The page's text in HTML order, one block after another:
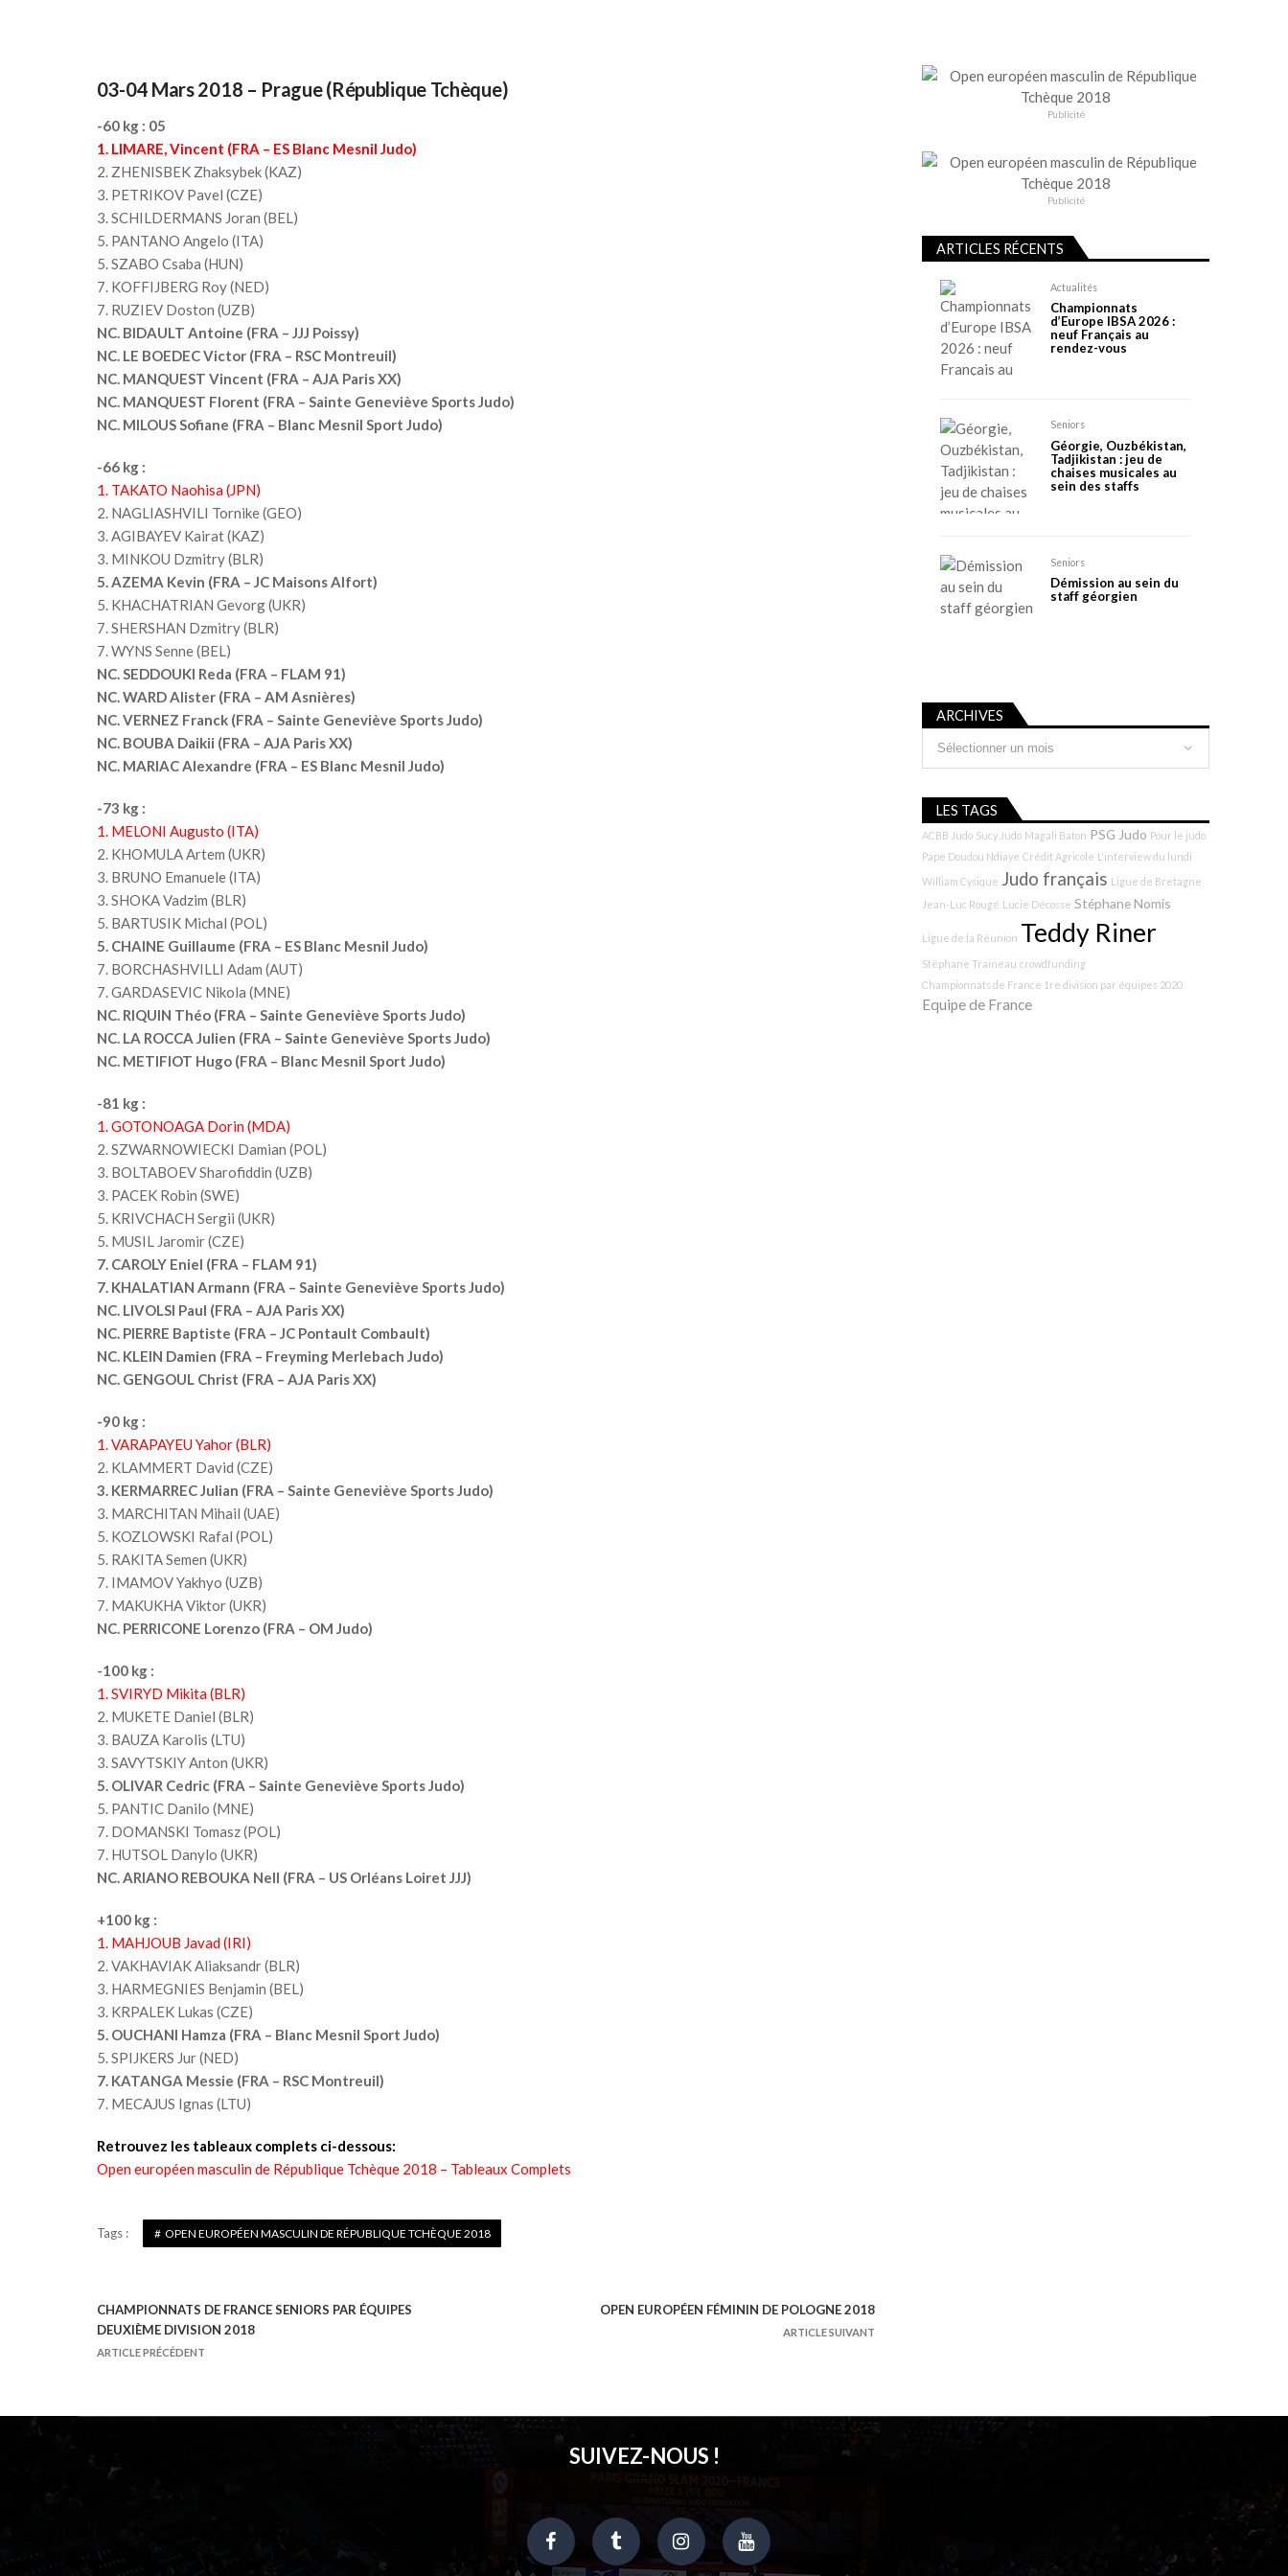
03-04 Mars 2018 – Prague (République Tchèque)
-60 kg : 05
1. LIMARE, Vincent (FRA – ES Blanc Mesnil Judo)
2. ZHENISBEK Zhaksybek (KAZ)
3. PETRIKOV Pavel (CZE)
3. SCHILDERMANS Joran (BEL)
5. PANTANO Angelo (ITA)
5. SZABO Csaba (HUN)
7. KOFFIJBERG Roy (NED)
7. RUZIEV Doston (UZB)
NC. BIDAULT Antoine (FRA – JJJ Poissy)
NC. LE BOEDEC Victor (FRA – RSC Montreuil)
NC. MANQUEST Vincent (FRA – AJA Paris XX)
NC. MANQUEST Florent (FRA – Sainte Geneviève Sports Judo)
NC. MILOUS Sofiane (FRA – Blanc Mesnil Sport Judo)
-66 kg :
1. TAKATO Naohisa (JPN)
2. NAGLIASHVILI Tornike (GEO)
3. AGIBAYEV Kairat (KAZ)
3. MINKOU Dzmitry (BLR)
5. AZEMA Kevin (FRA – JC Maisons Alfort)
5. KHACHATRIAN Gevorg (UKR)
7. SHERSHAN Dzmitry (BLR)
7. WYNS Senne (BEL)
NC. SEDDOUKI Reda (FRA – FLAM 91)
NC. WARD Alister (FRA – AM Asnières)
NC. VERNEZ Franck (FRA – Sainte Geneviève Sports Judo)
NC. BOUBA Daikii (FRA – AJA Paris XX)
NC. MARIAC Alexandre (FRA – ES Blanc Mesnil Judo)
-73 kg :
1. MELONI Augusto (ITA)
2. KHOMULA Artem (UKR)
3. BRUNO Emanuele (ITA)
3. SHOKA Vadzim (BLR)
5. BARTUSIK Michal (POL)
5. CHAINE Guillaume (FRA – ES Blanc Mesnil Judo)
7. BORCHASHVILLI Adam (AUT)
7. GARDASEVIC Nikola (MNE)
NC. RIQUIN Théo (FRA – Sainte Geneviève Sports Judo)
NC. LA ROCCA Julien (FRA – Sainte Geneviève Sports Judo)
NC. METIFIOT Hugo (FRA – Blanc Mesnil Sport Judo)
-81 kg :
1. GOTONOAGA Dorin (MDA)
2. SZWARNOWIECKI Damian (POL)
3. BOLTABOEV Sharofiddin (UZB)
3. PACEK Robin (SWE)
5. KRIVCHACH Sergii (UKR)
5. MUSIL Jaromir (CZE)
7. CAROLY Eniel (FRA – FLAM 91)
7. KHALATIAN Armann (FRA – Sainte Geneviève Sports Judo)
NC. LIVOLSI Paul (FRA – AJA Paris XX)
NC. PIERRE Baptiste (FRA – JC Pontault Combault)
NC. KLEIN Damien (FRA – Freyming Merlebach Judo)
NC. GENGOUL Christ (FRA – AJA Paris XX)
-90 kg :
1. VARAPAYEU Yahor (BLR)
2. KLAMMERT David (CZE)
3. KERMARREC Julian (FRA – Sainte Geneviève Sports Judo)
3. MARCHITAN Mihail (UAE)
5. KOZLOWSKI Rafal (POL)
5. RAKITA Semen (UKR)
7. IMAMOV Yakhyo (UZB)
7. MAKUKHA Viktor (UKR)
NC. PERRICONE Lorenzo (FRA – OM Judo)
-100 kg :
1. SVIRYD Mikita (BLR)
2. MUKETE Daniel (BLR)
3. BAUZA Karolis (LTU)
3. SAVYTSKIY Anton (UKR)
5. OLIVAR Cedric (FRA – Sainte Geneviève Sports Judo)
5. PANTIC Danilo (MNE)
7. DOMANSKI Tomasz (POL)
7. HUTSOL Danylo (UKR)
NC. ARIANO REBOUKA Nell (FRA – US Orléans Loiret JJJ)
+100 kg :
1. MAHJOUB Javad (IRI)
2. VAKHAVIAK Aliaksandr (BLR)
3. HARMEGNIES Benjamin (BEL)
3. KRPALEK Lukas (CZE)
5. OUCHANI Hamza (FRA – Blanc Mesnil Sport Judo)
5. SPIJKERS Jur (NED)
7. KATANGA Messie (FRA – RSC Montreuil)
7. MECAJUS Ignas (LTU)
Retrouvez les tableaux complets ci-dessous:
Open européen masculin de République Tchèque 2018 – Tableaux Complets
Tags : OPEN EUROPÉEN MASCULIN DE RÉPUBLIQUE TCHÈQUE 2018
N
a
i
n
CHAMPIONNATS DE FRANCE SENIORS PAR ÉQUIPES
DEUXIÈME DIVISION 2018
ARTICLE PRÉCÉDENT
OPEN EUROPÉEN FÉMININ DE POLOGNE 2018
ARTICLE SUIVANT
Publicité
Publicité
ARTICLES RÉCENTS
Actualités
Championnats
d’Europe IBSA 2026 :
neuf Français au
rendez-vous
Seniors
Géorgie, Ouzbékistan,
Tadjikistan : jeu de
chaises musicales au
sein des staffs
Seniors
Démission au sein du
staff géorgien
ARCHIVES
LES TAGS
ACBB Judo Sucy Judo Magali Baton PSG Judo Pour le judo
Pape Doudou Ndiaye Crédit Agricole L'interview du lundi
William Cysique Judo français Ligue de Bretagne
Jean-Luc Rougé Lucie Décosse Stéphane Nomis
Ligue de la Réunion Teddy Riner
Stéphane Traineau crowdfunding
Championnats de France 1re division par équipes 2020
Equipe de France
SUIVEZ-NOUS !